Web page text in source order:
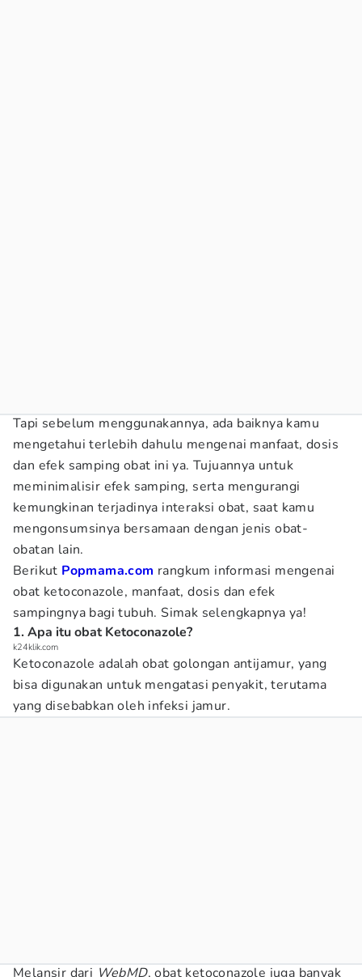
Tapi sebelum menggunakannya, ada baiknya kamu
mengetahui terlebih dahulu mengenai manfaat, dosis
dan efek samping obat ini ya. Tujuannya untuk
meminimalisir efek samping, serta mengurangi
kemungkinan terjadinya interaksi obat, saat kamu
mengonsumsinya bersamaan dengan jenis obat-
obatan lain.
Berikut Popmama.com rangkum informasi mengenai
obat ketoconazole, manfaat, dosis dan efek
sampingnya bagi tubuh. Simak selengkapnya ya!
1. Apa itu obat Ketoconazole?
k24klik.com
Ketoconazole adalah obat golongan antijamur, yang
bisa digunakan untuk mengatasi penyakit, terutama
yang disebabkan oleh infeksi jamur.
Melansir dari WebMD, obat ketoconazole juga banyak